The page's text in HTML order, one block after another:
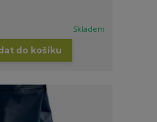
Skladem
do košíku